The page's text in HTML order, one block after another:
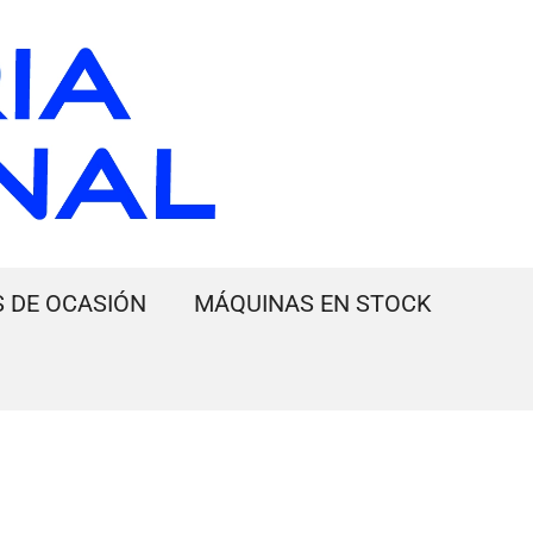
OCASIÓN MÁQUINAS EN STOCK